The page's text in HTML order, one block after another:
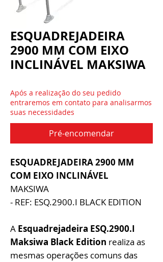
ESQUADREJADEIRA
2900 MM COM EIXO
INCLINÁVEL MAKSIWA
Após a realização do seu pedido
entraremos em contato para analisarmos
suas necessidades
Pré-encomendar
ESQUADREJADEIRA 2900 MM
COM EIXO INCLINÁVEL
MAKSIWA
- REF: ESQ.2900.I BLACK EDITION
A Esquadrejadeira ESQ.2900.I
Maksiwa Black Edition realiza as
mesmas operações comuns das